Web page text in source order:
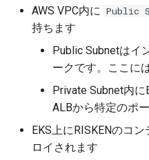
作成したリソースを削除する
AWS VPC内に Public
持ちます
Public Subnetはイ
ークです。ここに
Private Subnet内に
ALBから特定のポ
EKS上にRISKENのコ
ロイされます